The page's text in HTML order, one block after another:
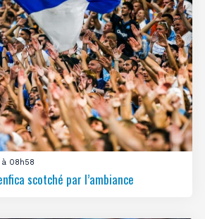
à 08h58
scotché par l’ambiance